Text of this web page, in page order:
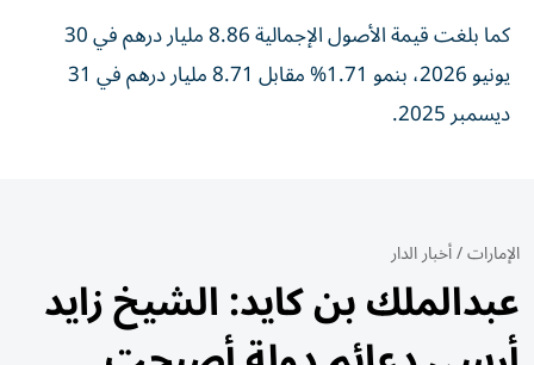
كما بلغت قيمة الأصول الإجمالية 8.86 مليار درهم في 30
يونيو 2026، بنمو 1.71% مقابل 8.71 مليار درهم في 31
ديسمبر 2025.
الإمارات/أخبار الدار
عبدالملك بن كايد: الشيخ زايد